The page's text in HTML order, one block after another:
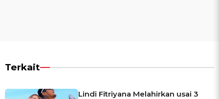
Terkait
Lindi Fitriyana Melahirkan usai 3